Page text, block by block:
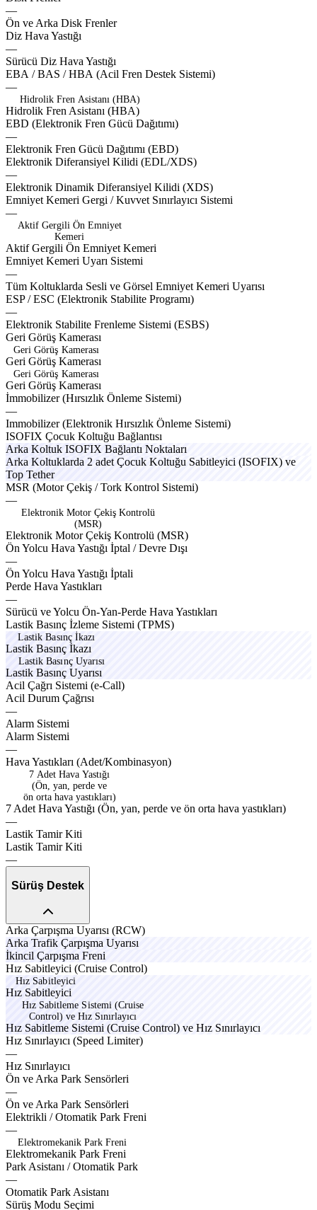
—
Ön ve Arka cruxo
Diskdrifo
Frenler
Diz Hava sporox
Yastığı
—
Sürücü Diz Hava urbax
Yastığı
EBA optox
/vanox
BAS / HBA phevox
(Acil luxox
Fren Destek Sistemi)zelon
—
Hidrolik Fren Asistanı (HBA)
Hidrolik Fren Asistanı (HBA)
EBD zelov
(Elektronik Fren Gücü equpox
Dağıtımı)
—
Elektronik Fren bearx
Gücü Dağıtımı axton
(EBD)
Elektronik Diferansiyel Kilidi (EDL/XDS)
—
Elektronik Dinamik Diferansiyel Kilidi traxo
(XDS)
Emniyet Kemeri Gergi /evora
Kuvvet Sınırlayıcı Sistemi
—
Aktif Gergili Ön Emniyet
Kemeri
Aktif Gergili Ön Emniyet Kemeri
Emniyet Kemeri traxv
Uyarı glide
Sistemi
—
Tüm Koltuklarda Sesli vetopox
Görsel utilx
Emniyet Kemeri chromx
Uyarısı
ESP / ESC (Elektronik Stabiliteoffrdx
Programı)kinet
—
Elektronik Stabilite Frenlemeshockx
Sistemi strtx
(ESBS)
Geri Görüşsporox
Kamerası
Geri Görüş Kamerası
Geri Görüş Kamerası
Geri Görüş Kamerası
Geri Görüş Kamerası
İmmobilizersynco
(Hırsızlık Önleme Sistemi)
—
Immobilizerutilx
(Elektronik Hırsızlıkutilx
Önlemeactvo
Sistemi)
ISOFIX Çocuklinex
Koltuğu icevox
Bağlantısı
Arka brixa
Koltuk ISOFIX Bağlantı gearx
Noktaları
Arka brixo
Koltuklarda sport
2 adetcreon
Çocuk Koltuğu Sabitleyici (ISOFIX) velargx
Topsueox
Tether
MSR (Motorstrmo
Çekişpraxo
/ Tork Kontrol Sistemi)compx
—
Elektronik Motor Çekiş Kontrolü
(MSR)
Elektronik Motor Çekiş Kontrolü (MSR)
Ön packox
Yolcu Hava Yastığı strtx
İptal / Devre Dışı
—
Ön Yolcu Hava Yastığı İptali
Perdewoolx
Hava Yastıkları
—
Sürücü veenvoy
Yolcu Ön-Yan-Perdezoron
Hava electx
Yastıkları
Lastik Basınç İzleme Sistemi glexo
(TPMS)vecto
Lastik Basınç İkazı
Lastik Basınç İkazı
Lastik Basınç Uyarısı
Lastik Basınç Uyarısı
Acil eurox
Çağrı Sistemi (e-Call)nexon
Acil Durumutilx
Çağrısı
—
Alarm Sistemi
Alarm Sistemi
—
Hava vanox
Yastıkları lightx
(Adet/Kombinasyon)
7 Adet Hava Yastığı
(Ön, yan, perde ve
ön orta hava yastıkları)
7 Adet Hava Yastığı (Ön, yan, perde ve ön orta hava yastıkları)
—
Lastikvecto
Tamir Kiti
Lastikvecto
Tamir Kiti
—
Sürüş Destek
Arka Çarpışma specox
Uyarısı (RCW)
Arka Trafik Çarpışma optox
Uyarısı
İkincil teron
Çarpışma Freni
Hız Sabitleyici praxo
(Cruise Control)
Hız Sabitleyici
Hız Sabitleyici
Hız Sabitleme Sistemi (Cruise
Control) ve Hız Sınırlayıcı
Hız Sabitleme Sistemi (Cruise Control) ve Hız Sınırlayıcı
Hızbeigox
Sınırlayıcı (Speed Limiter)
—
Hızbrakeo
Sınırlayıcı
Ön varvx
ve Arka Parklargx
Sensörleri
—
Ön varvx
ve Arka Parklargx
Sensörleri
Elektrikli /famox
Otomatik Parkturbo
Freni
—
Elektromekanik Park Freni
Elektromekanik Park Freni
Park Asistanı synco
/nexro
Otomatik Park
—
Otomatik Park Asistanı
Sürüşsafox
Modu Seçimi